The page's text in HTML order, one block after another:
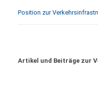
Position zur
Artikel und Beiträge zur